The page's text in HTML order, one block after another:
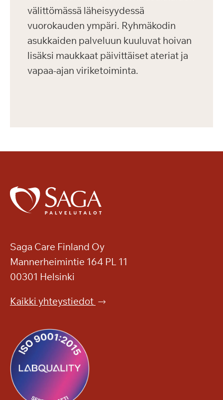
välittömässä läheisyydessä
vuorokauden ympäri. Ryhmäkodin
asukkaiden palveluun kuuluvat hoivan
lisäksi maukkaat päivittäiset ateriat ja
vapaa-ajan viriketoiminta.
Saga Care Finland Oy
Mannerheimintie 164 PL 11
00301 Helsinki
Kaikki yhteystiedot